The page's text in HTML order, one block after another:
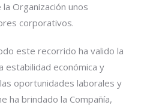
Organización unos
corporativos.
este recorrido ha valido la
estabilidad económica y
oportunidades laborales y
ha brindado la Compañía,